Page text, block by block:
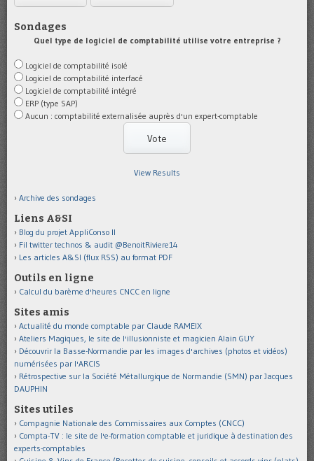
Sondages
Quel type de logiciel de comptabilité utilise votre entreprise ?
Logiciel de comptabilité isolé
Logiciel de comptabilité interfacé
Logiciel de comptabilité intégré
ERP (type SAP)
Aucun : comptabilité externalisée auprès d'un expert-comptable
View Results
Archive des sondages
Liens A&SI
Blog du projet AppliConso II
Fil twitter technos & audit @BenoitRiviere14
Les articles A&SI (flux RSS) au format PDF
Outils en ligne
Calcul du barème d'heures CNCC en ligne
Sites amis
Actualité du monde comptable par Claude RAMEIX
Ateliers Magiques, le site de l'illusionniste et magicien Alain GUY
Découvrir la Basse-Normandie par les images d'archives (photos et vidéos)
numérisées par l'ARCIS
Rétrospective sur la Société Métallurgique de Normandie (SMN) par Jacques
DAUPHIN
Sites utiles
Compagnie Nationale des Commissaires aux Comptes (CNCC)
Compta-TV : le site de l'e-formation comptable et juridique à destination des
experts-comptables